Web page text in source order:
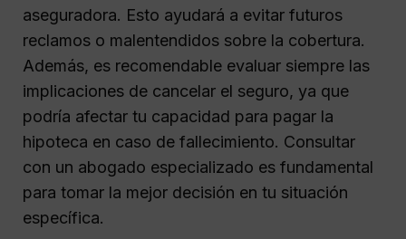
aseguradora. Esto ayudará a evitar futuros
reclamos o malentendidos sobre la cobertura.
Además, es recomendable evaluar siempre las
implicaciones de cancelar el seguro, ya que
podría afectar tu capacidad para pagar la
hipoteca en caso de fallecimiento. Consultar
con un abogado especializado es fundamental
para tomar la mejor decisión en tu situación
específica.